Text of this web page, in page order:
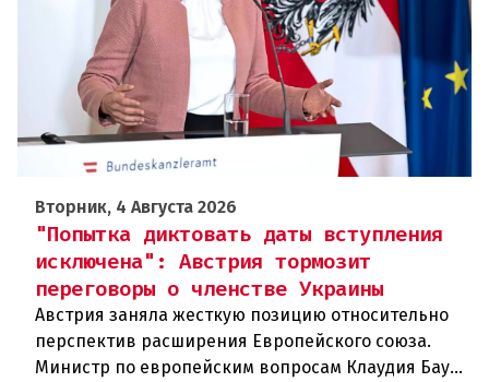
Вторник, 4 Августа 2026
"Попытка диктовать даты вступления
исключена": Австрия тормозит
переговоры о членстве Украины
Австрия заняла жесткую позицию относительно
перспектив расширения Европейского союза.
Министр по европейским вопросам Клаудия Бауэр